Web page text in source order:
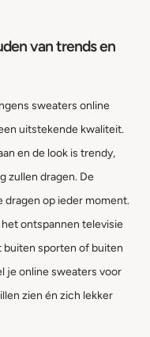
van trends en
sweaters online
uitstekende kwaliteit.
en de look is trendy,
zullen dragen. De
dragen op ieder moment.
ontspannen televisie
buiten sporten of buiten
je online sweaters voor
zien én zich lekker